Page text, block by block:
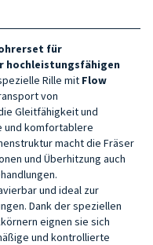
für
hochleistungsfähigen
Rille mit Flow
von
Gleitfähigkeit und
und komfortablere
macht die Fräser
und Überhitzung auch
und ideal zur
Dank der speziellen
eignen sie sich
und kontrollierte